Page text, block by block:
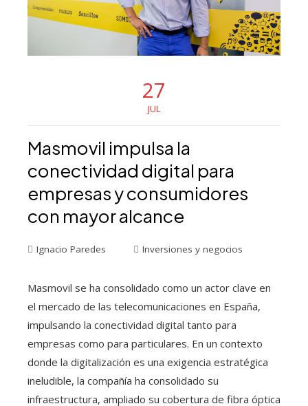
27
JUL
Masmovil impulsa la
conectividad digital para
empresas y consumidores
con mayor alcance
Ignacio Paredes Inversiones y negocios
Masmovil se ha consolidado como un actor clave en
el mercado de las telecomunicaciones en España,
impulsando la conectividad digital tanto para
empresas como para particulares. En un contexto
donde la digitalización es una exigencia estratégica
ineludible, la compañía ha consolidado su
infraestructura, ampliado su cobertura de fibra óptica